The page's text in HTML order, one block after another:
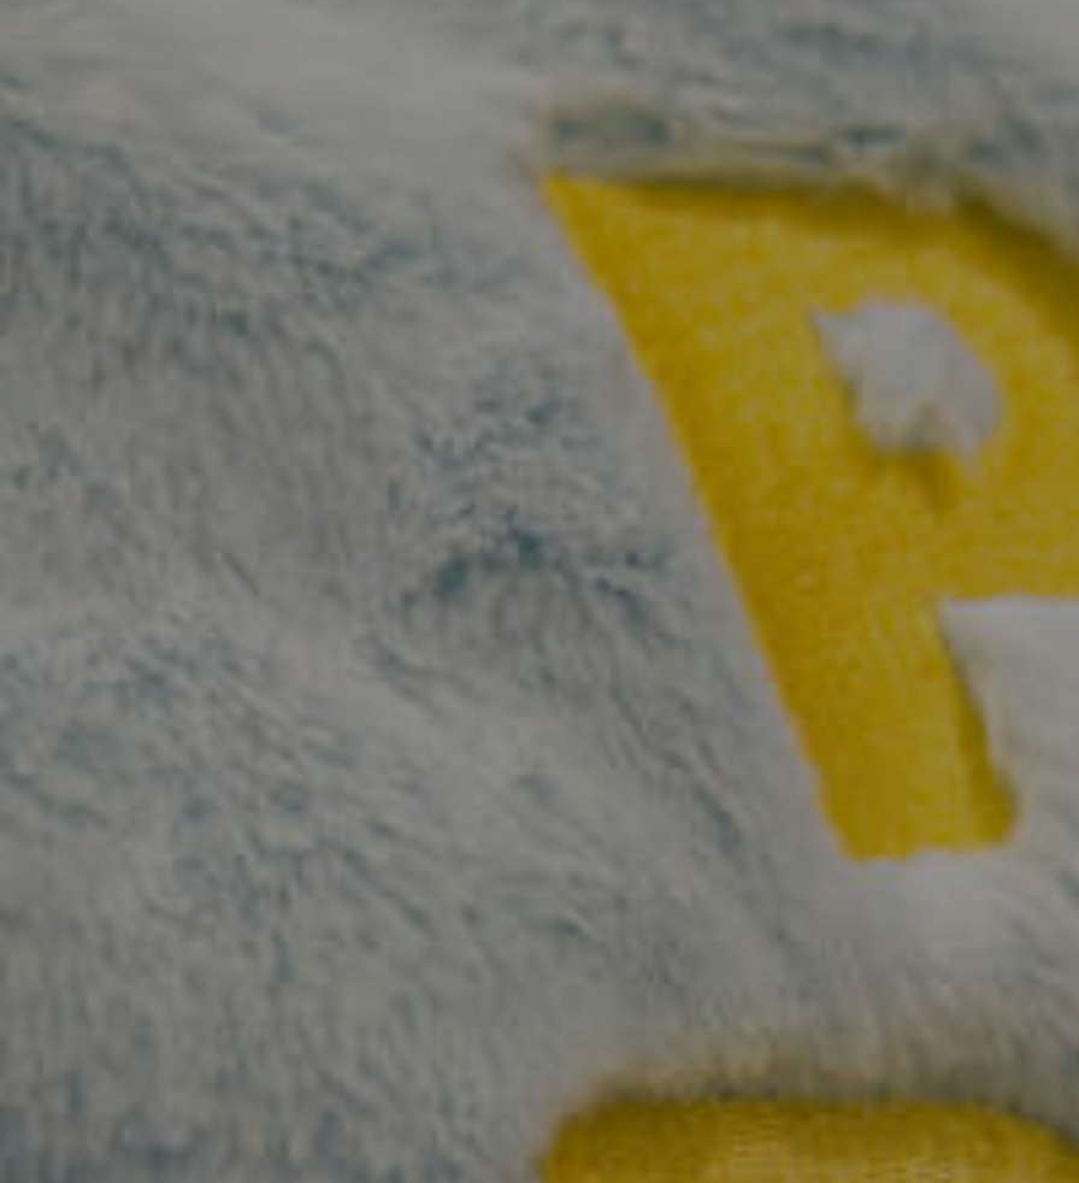
ready for contact?
Lebschi Media GmbH
Fürstensteiner Straße 24a
hallo
team-ready.de
Telefon: 08544